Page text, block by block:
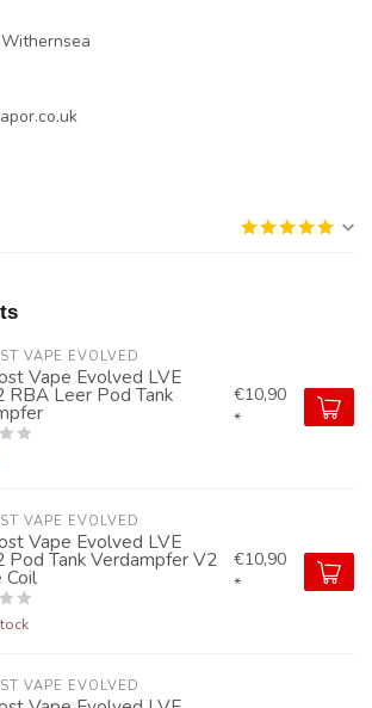
VAPE EVOLVED
Vape Evolved LVE
RBA Leer Pod Tank
€10,90
*
VAPE EVOLVED
Vape Evolved LVE
Pod Tank Verdampfer V2
Coil
€10,90
*
VAPE EVOLVED